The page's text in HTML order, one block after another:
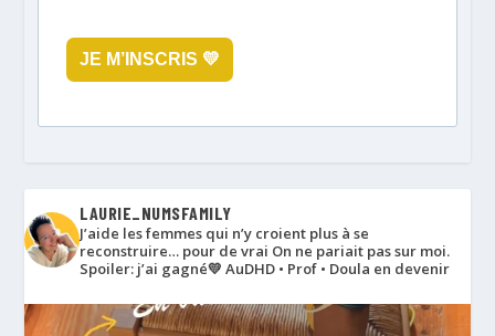
JE M’INSCRIS 💛
LAURIE_NUMSFAMILY
J’aide les femmes qui n’y croient plus à se
reconstruire… pour de vrai On ne pariait pas sur moi.
Spoiler: j’ai gagné💛 AuDHD • Prof • Doula en devenir